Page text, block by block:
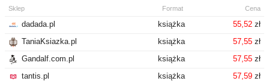
Sklep Format Cena
dadada.pl książka 55,52 zł
TaniaKsiazka.pl
książka 57,55 zł
Gandalf.com.pl
książka 57,55 zł
tantis.pl
książka 57,59 zł